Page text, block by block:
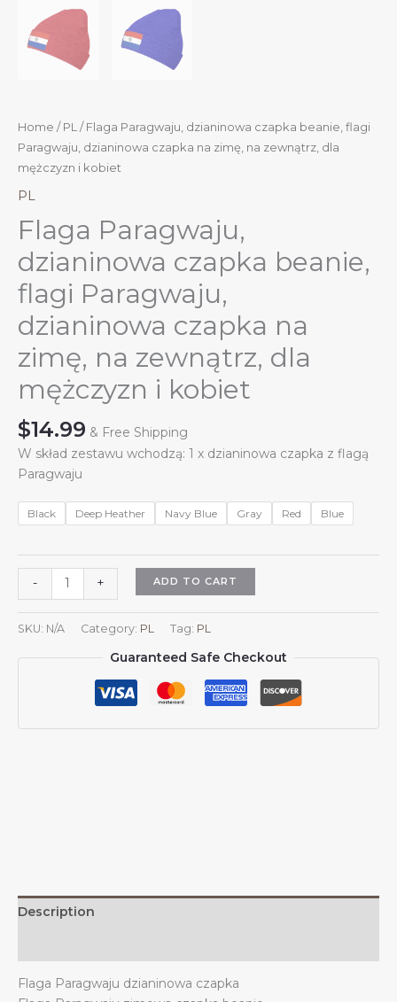
Home / PL / Flaga Paragwaju, dzianinowa czapka beanie, flagi
Paragwaju, dzianinowa czapka na zimę, na zewnątrz, dla
mężczyzn i kobiet
PL
Flaga Paragwaju,
dzianinowa czapka beanie,
flagi Paragwaju,
dzianinowa czapka na
zimę, na zewnątrz, dla
mężczyzn i kobiet
$14.99 & Free Shipping
W skład zestawu wchodzą: 1 x dzianinowa czapka z flagą
Paragwaju
Black Deep Heather Navy Blue Gray Red Blue
-
Paragwaju,
dzianinowa
czapka
beanie,
kobiet
quantity
+ ADD TO CART
SKU: N/A Category: PL Tag: PL
Guaranteed Safe Checkout
Description
Flaga Paragwaju dzianinowa czapka